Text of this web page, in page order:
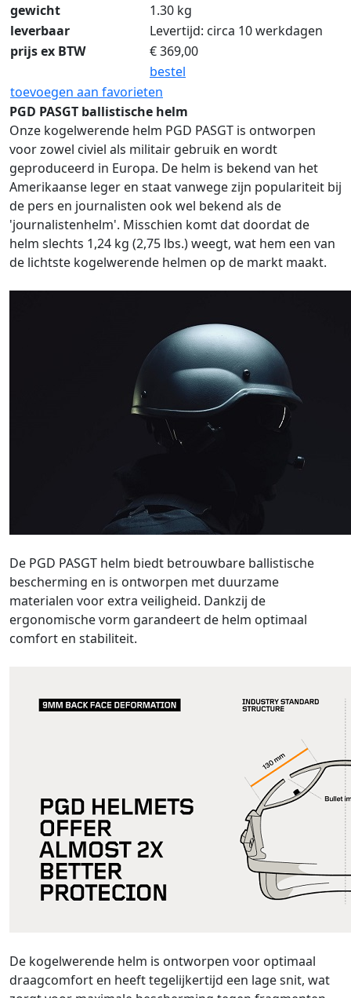
gewicht
1.30 kg
leverbaar
Levertijd: circa 10 werkdagen
prijs ex BTW
€369,00
bestel
toevoegen aan favorieten
PGD PASGT ballistische helm
Onze kogelwerende helm PGD PASGT is ontworpen
voor zowel civiel als militair gebruik en wordt
geproduceerd in Europa. De helm is bekend van het
Amerikaanse leger en staat vanwege zijn populariteit bij
de pers en journalisten ook wel bekend als de
'journalistenhelm'. Misschien komt dat doordat de
helm slechts 1,24 kg (2,75 lbs.) weegt, wat hem een van
de lichtste kogelwerende helmen op de markt maakt.
De PGD PASGT helm biedt betrouwbare ballistische
bescherming en is ontworpen met duurzame
materialen voor extra veiligheid. Dankzij de
ergonomische vorm garandeert de helm optimaal
comfort en stabiliteit.
De kogelwerende helm is ontworpen voor optimaal
draagcomfort en heeft tegelijkertijd een lage snit, wat